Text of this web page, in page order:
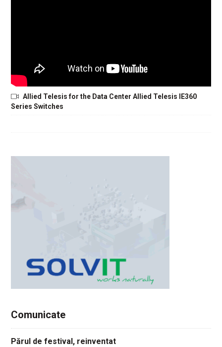
Allied Telesis for the Data Center Allied Telesis IE360
Series Switches
Comunicate
Părul de festival, reinventat